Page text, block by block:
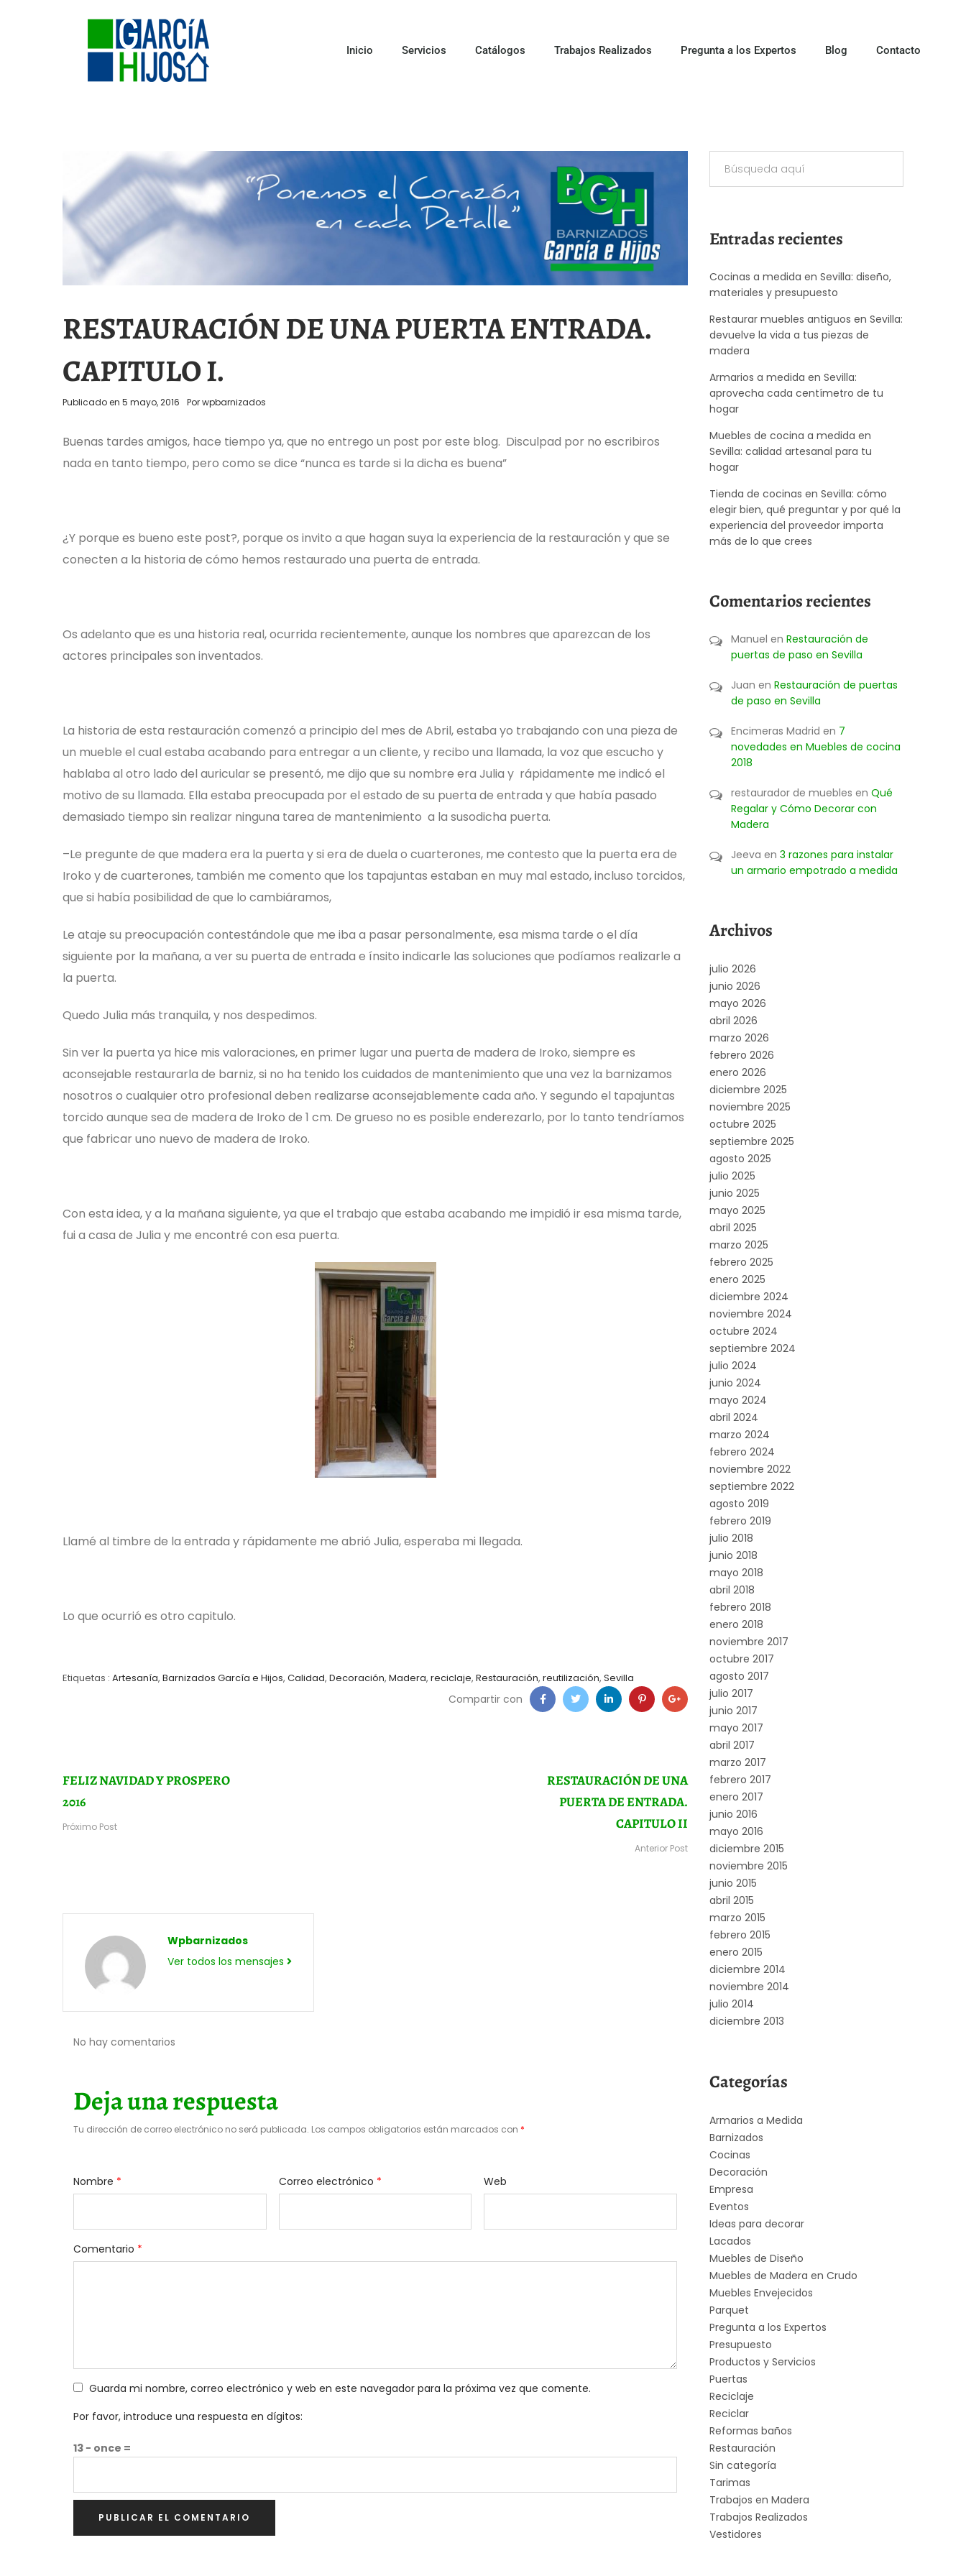
Inicio Servicios Catálogos Trabajos Realizados Pregunta a los Expertos Blog Contacto
RESTAURACIÓN DE UNA PUERTA ENTRADA.
CAPITULO I.
Publicado en 5 mayo, 2016 Porwpbarnizados
Buenas tardes amigos, hace tiempo ya, que no entrego un post por este blog. Disculpad por no escribiros
nada en tanto tiempo, pero como se dice “nunca es tarde si la dicha es buena”
¿Y porque es bueno este post?, porque os invito a que hagan suya la experiencia de la restauración y que se
conecten a la historia de cómo hemos restaurado una puerta de entrada.
Os adelanto que es una historia real, ocurrida recientemente, aunque los nombres que aparezcan de los
actores principales son inventados.
La historia de esta restauración comenzó a principio del mes de Abril, estaba yo trabajando con una pieza de
un mueble el cual estaba acabando para entregar a un cliente, y recibo una llamada, la voz que escucho y
hablaba al otro lado del auricular se presentó, me dijo que su nombre era Julia y rápidamente me indicó el
motivo de su llamada. Ella estaba preocupada por el estado de su puerta de entrada y que había pasado
demasiado tiempo sin realizar ninguna tarea de mantenimiento a la susodicha puerta.
–Le pregunte de que madera era la puerta y si era de duela o cuarterones, me contesto que la puerta era de
Iroko y de cuarterones, también me comento que los tapajuntas estaban en muy mal estado, incluso torcidos,
que si había posibilidad de que lo cambiáramos,
Le ataje su preocupación contestándole que me iba a pasar personalmente, esa misma tarde o el día
siguiente por la mañana, a ver su puerta de entrada e ínsito indicarle las soluciones que podíamos realizarle a
la puerta.
Quedo Julia más tranquila, y nos despedimos.
Sin ver la puerta ya hice mis valoraciones, en primer lugar una puerta de madera de Iroko, siempre es
aconsejable restaurarla de barniz, si no ha tenido los cuidados de mantenimiento que una vez la barnizamos
nosotros o cualquier otro profesional deben realizarse aconsejablemente cada año. Y segundo el tapajuntas
torcido aunque sea de madera de Iroko de 1 cm. De grueso no es posible enderezarlo, por lo tanto tendríamos
que fabricar uno nuevo de madera de Iroko.
Con esta idea, y a la mañana siguiente, ya que el trabajo que estaba acabando me impidió ir esa misma tarde,
fui a casa de Julia y me encontré con esa puerta.
Llamé al timbre de la entrada y rápidamente me abrió Julia, esperaba mi llegada.
Lo que ocurrió es otro capitulo.
Etiquetas : Artesanía, Barnizados García e Hijos, Calidad, Decoración, Madera, reciclaje, Restauración, reutilización, Sevilla
Compartir con
FELIZ NAVIDAD Y PROSPERO
2016
Próximo Post
RESTAURACIÓN DE UNA
PUERTA DE ENTRADA.
CAPITULO II
Anterior Post
Wpbarnizados
Ver todos los mensajes
No hay comentarios
Deja una respuesta
Tu dirección de correo electrónico no será publicada. Los campos obligatorios están marcados con *
Nombre * Correo electrónico * Web
Comentario *
Guarda mi nombre, correo electrónico y web en este navegador para la próxima vez que comente.
Por favor, introduce una respuesta en dígitos:
13 − once =
Entradas recientes
Cocinas a medida en Sevilla: diseño,
materiales y presupuesto
Restaurar muebles antiguos en Sevilla:
devuelve la vida a tus piezas de
madera
Armarios a medida en Sevilla:
aprovecha cada centímetro de tu
hogar
Muebles de cocina a medida en
Sevilla: calidad artesanal para tu
hogar
Tienda de cocinas en Sevilla: cómo
elegir bien, qué preguntar y por qué la
experiencia del proveedor importa
más de lo que crees
Comentarios recientes
Manuel en Restauración de
puertas de paso en Sevilla
Juan en Restauración de puertas
de paso en Sevilla
Encimeras Madrid en 7
novedades en Muebles de cocina
2018
restaurador de muebles en Qué
Regalar y Cómo Decorar con
Madera
Jeeva en 3 razones para instalar
un armario empotrado a medida
Archivos
julio 2026
junio 2026
mayo 2026
abril 2026
marzo 2026
febrero 2026
enero 2026
diciembre 2025
noviembre 2025
octubre 2025
septiembre 2025
agosto 2025
julio 2025
junio 2025
mayo 2025
abril 2025
marzo 2025
febrero 2025
enero 2025
diciembre 2024
noviembre 2024
octubre 2024
septiembre 2024
julio 2024
junio 2024
mayo 2024
abril 2024
marzo 2024
febrero 2024
noviembre 2022
septiembre 2022
agosto 2019
febrero 2019
julio 2018
junio 2018
mayo 2018
abril 2018
febrero 2018
enero 2018
noviembre 2017
octubre 2017
agosto 2017
julio 2017
junio 2017
mayo 2017
abril 2017
marzo 2017
febrero 2017
enero 2017
junio 2016
mayo 2016
diciembre 2015
noviembre 2015
junio 2015
abril 2015
marzo 2015
febrero 2015
enero 2015
diciembre 2014
noviembre 2014
julio 2014
diciembre 2013
Categorías
Armarios a Medida
Barnizados
Cocinas
Decoración
Empresa
Eventos
Ideas para decorar
Lacados
Muebles de Diseño
Muebles de Madera en Crudo
Muebles Envejecidos
Parquet
Pregunta a los Expertos
Presupuesto
Productos y Servicios
Puertas
Reciclaje
Reciclar
Reformas baños
Restauración
Sin categoría
Tarimas
Trabajos en Madera
Trabajos Realizados
Vestidores